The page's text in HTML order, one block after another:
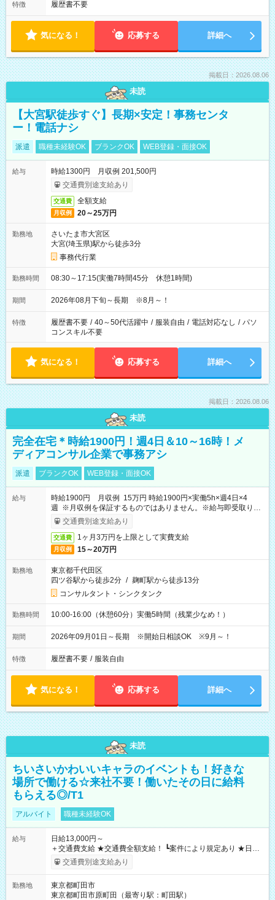
特徴 履歴書不要
気になる！ 応募する 詳細へ
掲載日：2026.08.06
未読
【大宮駅徒歩すぐ】長期×安定！事務センタ
ー！電話ナシ
派遣 職種未経験OK ブランクOK WEB登録・面接OK
給与
時給1300円 月収例 201,500円
交通費別途支給あり
交通費 全額支給
月収例 20～25万円
勤務地
さいたま市大宮区
大宮(埼玉県)駅から徒歩3分
事務代行業
勤務時間 08:30～17:15(実働7時間45分 休憩1時間)
期間 2026年08月下旬～長期 ※8月～！
特徴 履歴書不要 / 40～50代活躍中 / 服装自由 / 電話対応なし / パソ
コンスキル不要
気になる！ 応募する 詳細へ
掲載日：2026.08.06
未読
完全在宅＊時給1900円！週4日＆10～16時！メ
ディアコンサル企業で事務アシ
派遣 ブランクOK WEB登録・面接OK
給与
時給1900円 月収例 15万円 時給1900円×実働5h×週4日×4
週 ※月収例を保証するものではありません。※給与即受取りサ
ービス利用可（利用条件有）
交通費別途支給あり
交通費 1ヶ月3万円を上限として実費支給
月収例 15～20万円
勤務地
東京都千代田区
四ツ谷駅から徒歩2分 / 麹町駅から徒歩13分
コンサルタント・シンクタンク
勤務時間 10:00-16:00（休憩60分）実働5時間（残業少なめ！）
期間 2026年09月01日～長期 ※開始日相談OK ※9月～！
特徴 履歴書不要 / 服装自由
気になる！ 応募する 詳細へ
未読
ちいさいかわいいキャラのイベントも！好きな
場所で働ける☆来社不要！働いたその日に給料
もらえる◎/T1
アルバイト 職種未経験OK
給与
日給13,000円～
＋交通費支給 ★交通費全額支給！ ┗案件により規定あり ★日払
いOK！（規定あり） ┗働いたその日に現金GET♪ お仕事後はコ
ンビニATMから 日払い分を引き落とせます！ 【試用期間】試
交通費別途支給あり
勤務地
東京都町田市
東京都町田市原町田（最寄り駅：町田駅）